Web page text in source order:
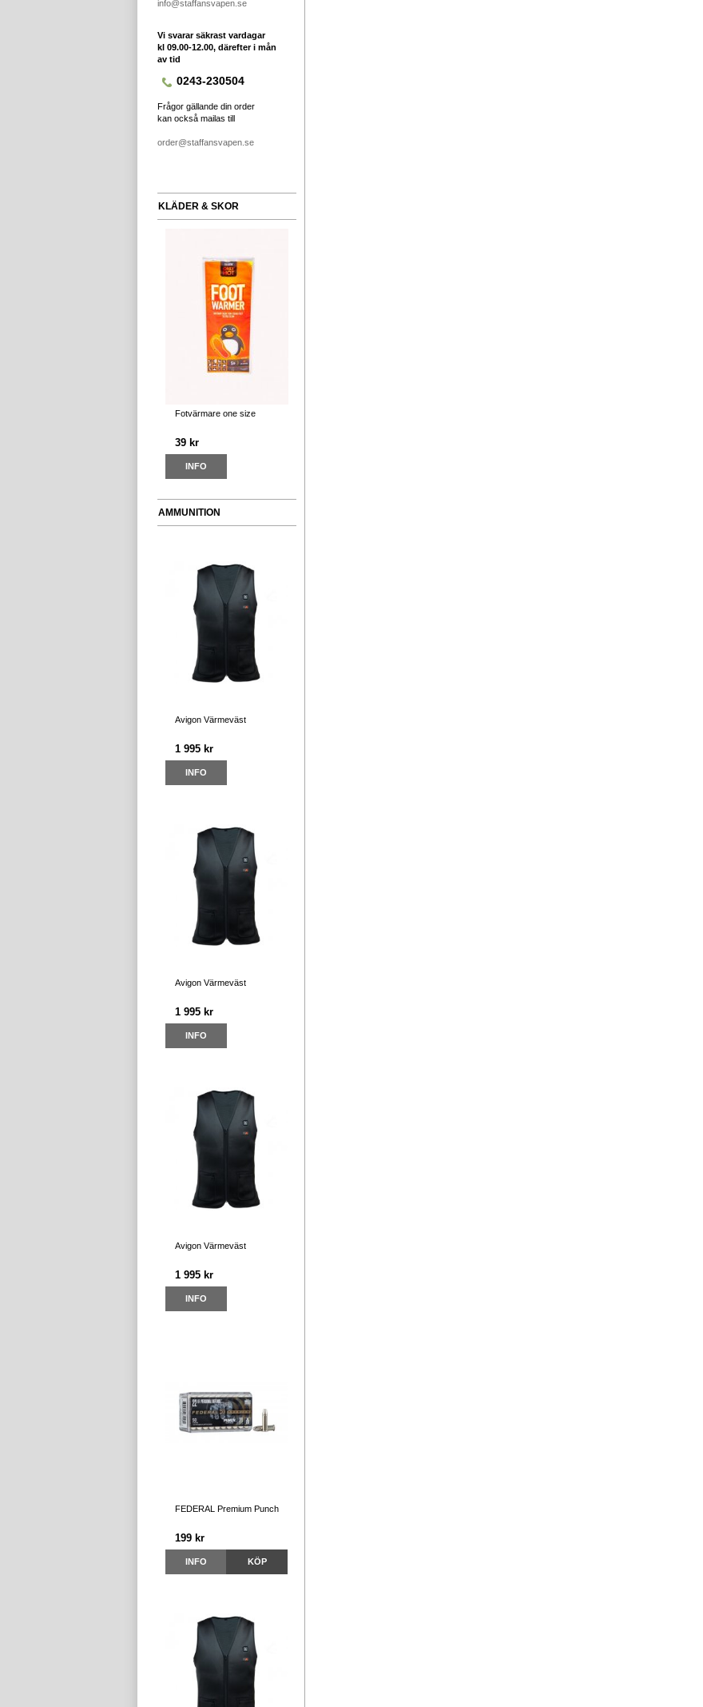
info@staffansvapen.se
Vi svarar säkrast vardagar
kl 09.00-12.00, därefter i mån
av tid
0243-230504
Frågor gällande din order
kan också mailas till
order@staffansvapen.se
KLÄDER & SKOR
Fotvärmare one size
39 kr
INFO
AMMUNITION
Avigon Värmeväst
1 995 kr
INFO
Avigon Värmeväst
1 995 kr
INFO
Avigon Värmeväst
1 995 kr
INFO
FEDERAL Premium Punch
199 kr
INFO KÖP